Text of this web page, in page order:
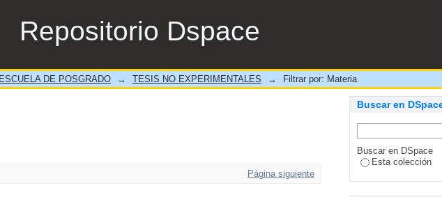
Repositorio Dspace
ESCUELA DE POSGRADO → TESIS NO EXPERIMENTALES → Filtrar por: Materia
Página siguiente
Buscar en
Buscar en DSpace
Esta colección